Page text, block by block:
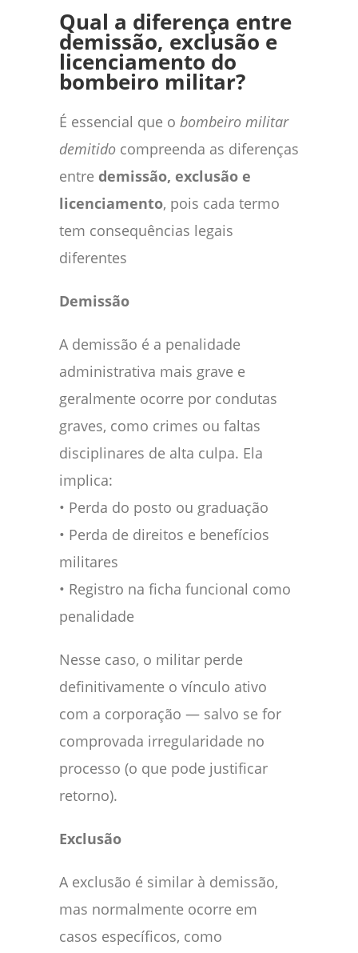
Qual a diferença entre
demissão, exclusão e
licenciamento do
bombeiro militar?
É essencial que o bombeiro militar
demitido compreenda as diferenças
entre demissão, exclusão e
licenciamento, pois cada termo
tem consequências legais
diferentes
Demissão
A demissão é a penalidade
administrativa mais grave e
geralmente ocorre por condutas
graves, como crimes ou faltas
disciplinares de alta culpa. Ela
implica:
• Perda do posto ou graduação
• Perda de direitos e benefícios
militares
• Registro na ficha funcional como
penalidade
Nesse caso, o militar perde
definitivamente o vínculo ativo
com a corporação — salvo se for
comprovada irregularidade no
processo (o que pode justificar
retorno).
Exclusão
A exclusão é similar à demissão,
mas normalmente ocorre em
casos específicos, como